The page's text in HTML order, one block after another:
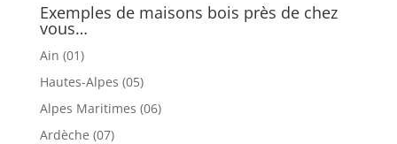
Exemples de maisons bois près de chez
vous…
Ain (01)
Hautes-Alpes (05)
Alpes Maritimes (06)
Ardèche (07)